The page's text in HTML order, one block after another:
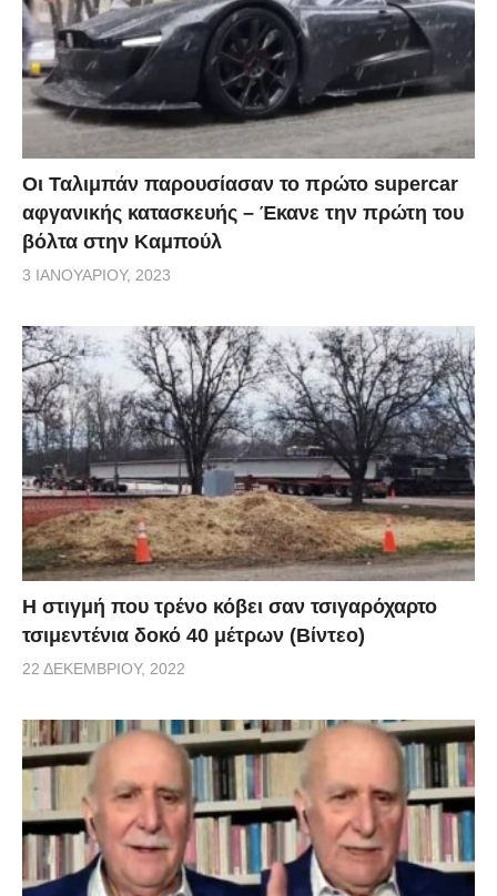
Οι Ταλιμπάν παρουσίασαν το πρώτο supercar
αφγανικής κατασκευής – Έκανε την πρώτη του
βόλτα στην Καμπούλ
3 ΙΑΝΟΥΑΡΊΟΥ, 2023
H στιγμή που τρένο κόβει σαν τσιγαρόχαρτο
τσιμεντένια δοκό 40 μέτρων (Βίντεο)
22 ΔΕΚΕΜΒΡΊΟΥ, 2022